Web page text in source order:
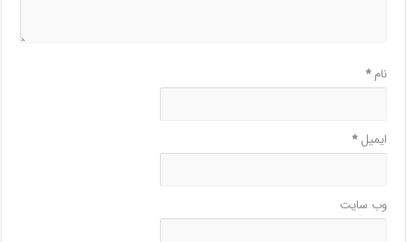
نام*
ایمیل*
وب‌ سایت